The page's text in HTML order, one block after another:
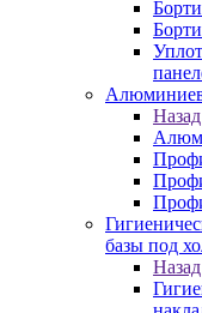
Назад
базы под
Назад